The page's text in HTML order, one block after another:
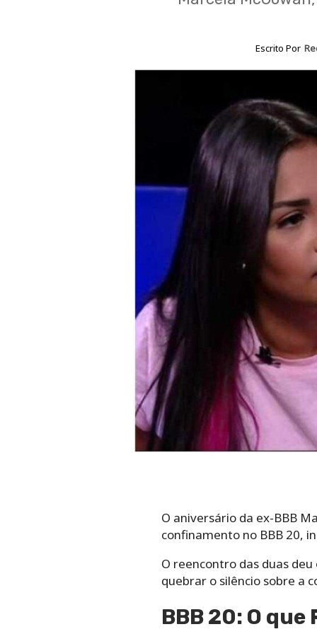
Escrito Por
O aniversário da ex-BBB
confinamento no BBB 20,
O reencontro das duas
quebrar o silêncio sobre a
BBB 20: O